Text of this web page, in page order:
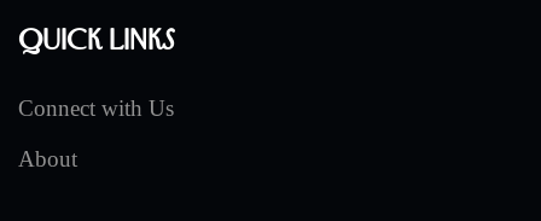
Quick Links
Connect with Us
About